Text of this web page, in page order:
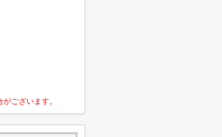
ございます。